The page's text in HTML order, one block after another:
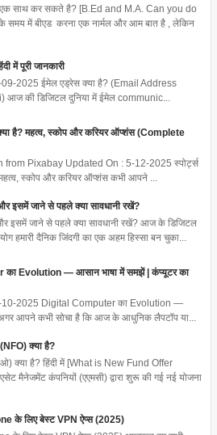
एक साथ कर सकते है? [B.Ed and M.A. Can you do
में बीएड करना एक नार्मल और आम बात है , लेकिन
में पूरी जानकारी
2025 ईमेल एड्रेस क्या है? (Email Address
की डिजिटल दुनिया में ईमेल communic...
क्या है? महत्व, स्कोप और करियर ऑप्शंस (Complete
from Pixabay Updated On : 5-12-2025 स्पोर्ट्स
महत्व, स्कोप और करियर ऑप्शंस कभी आपने ...
इसमें जाने से पहले क्या सावधानी रखें?
इसमें जाने से पहले क्या सावधानी रखें? आज के डिजिटल
हमारी दैनिक जिंदगी का एक अहम हिस्सा बन चुका...
Evolution — आसान भाषा में समझें | कंप्यूटर का
10-2025 Digital Computer का Evolution —
आपने कभी सोचा है कि आज के आधुनिक लैपटॉप या...
क्या है?
क्या है? हिंदी में [What is New Fund Offer
मैनेजमेंट कंपनियों (एएमसी) द्वारा शुरू की गई नई योजना
के लिए बेस्ट VPN ऐप्स (2025)